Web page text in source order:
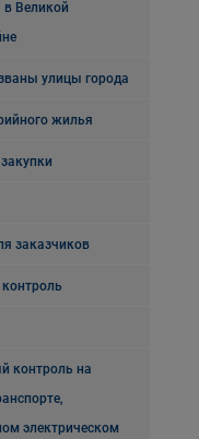
Великой
улицы города
жилья
заказчиков
контроль на
электрическом